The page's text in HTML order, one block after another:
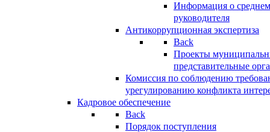
Информация о
руководителя
Антикоррупционная экспертиза
Back
Проекты
представительные
Комиссия по соблюдению
урегулированию конфликта
Кадровое обеспечение
Back
Порядок поступления